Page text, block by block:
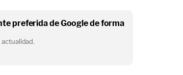
preferida de Google de forma